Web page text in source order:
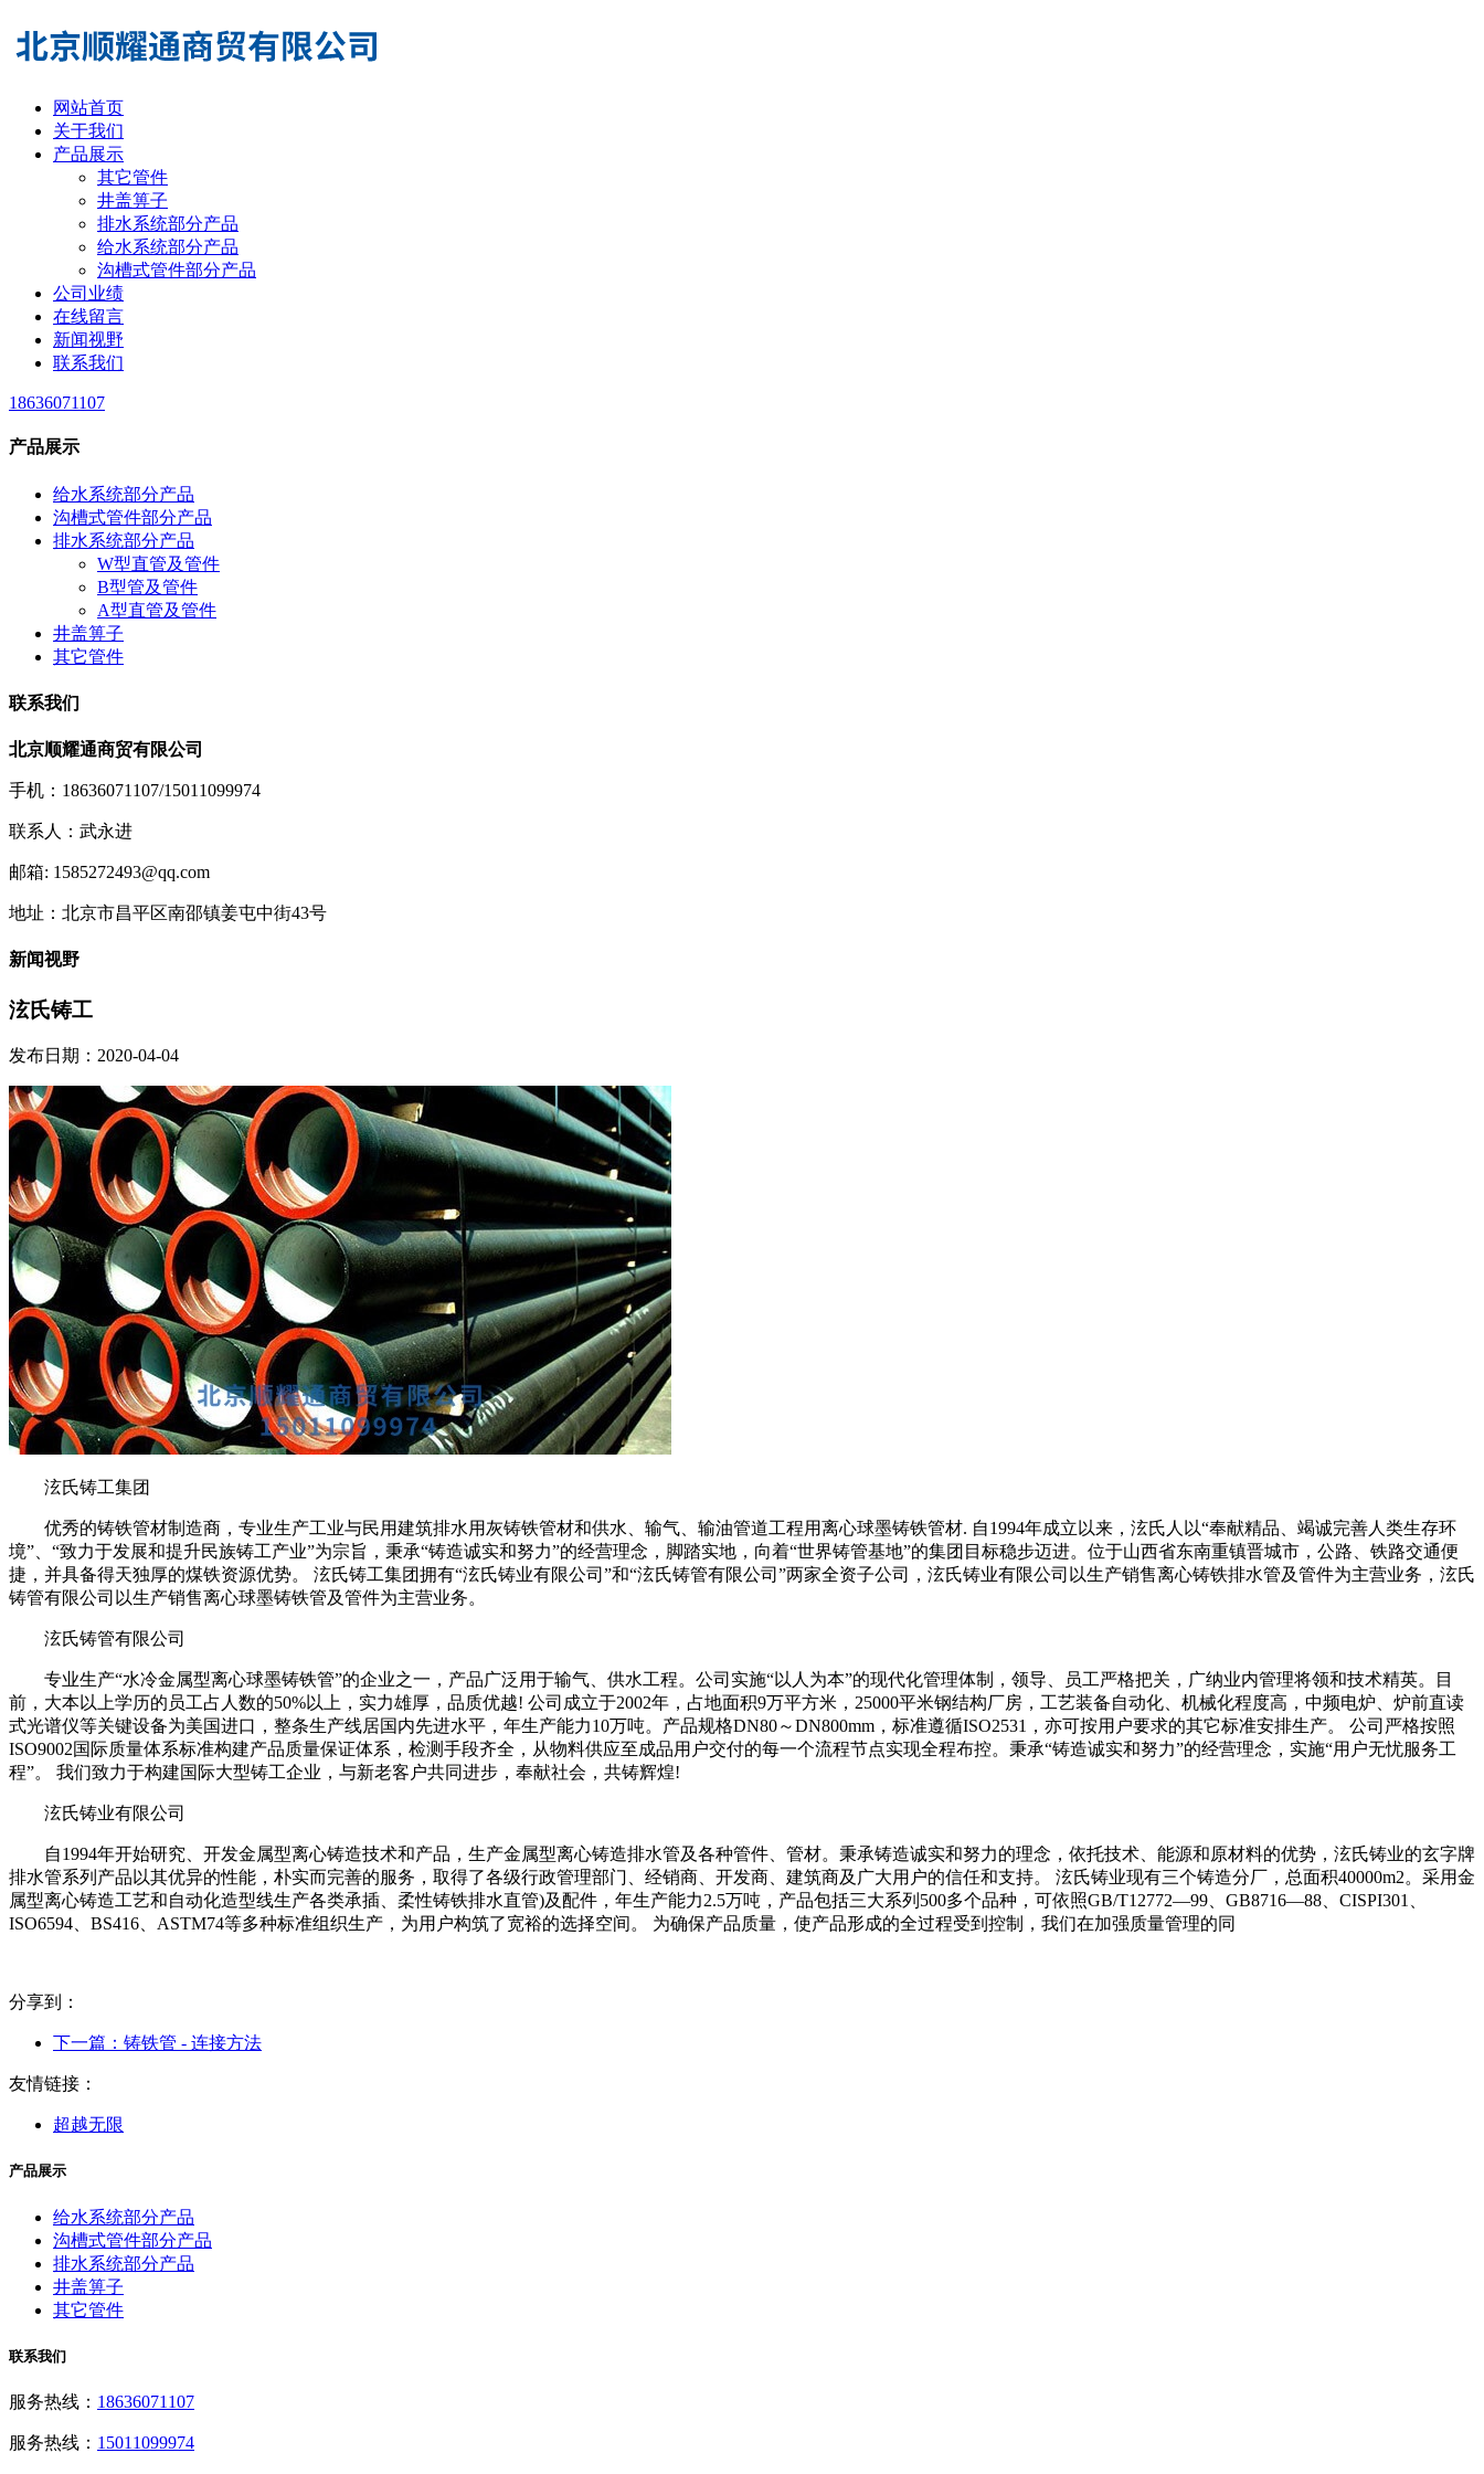
网站首页
关于我们
产品展示
其它管件
井盖箅子
排水系统部分产品
给水系统部分产品
沟槽式管件部分产品
公司业绩
在线留言
新闻视野
联系我们
18636071107
产品展示
给水系统部分产品
沟槽式管件部分产品
排水系统部分产品
W型直管及管件
B型管及管件
A型直管及管件
井盖箅子
其它管件
联系我们
北京顺耀通商贸有限公司
手机：18636071107/15011099974
联系人：武永进
邮箱: 1585272493@qq.com
地址：北京市昌平区南邵镇姜屯中街43号
新闻视野
泫氏铸工
发布日期：2020-04-04
泫氏铸工集团
优秀的铸铁管材制造商，专业生产工业与民用建筑排水用灰铸铁管材和供水、输气、输油管道工程用离心球墨铸铁管材. 自1994年成立以来，泫氏人以“奉献精品、竭诚完善人类生存环
境”、“致力于发展和提升民族铸工产业”为宗旨，秉承“铸造诚实和努力”的经营理念，脚踏实地，向着“世界铸管基地”的集团目标稳步迈进。位于山西省东南重镇晋城市，公路、铁路交通便
捷，并具备得天独厚的煤铁资源优势。 泫氏铸工集团拥有“泫氏铸业有限公司”和“泫氏铸管有限公司”两家全资子公司，泫氏铸业有限公司以生产销售离心铸铁排水管及管件为主营业务，泫氏
铸管有限公司以生产销售离心球墨铸铁管及管件为主营业务。
泫氏铸管有限公司
专业生产“水冷金属型离心球墨铸铁管”的企业之一，产品广泛用于输气、供水工程。公司实施“以人为本”的现代化管理体制，领导、员工严格把关，广纳业内管理将领和技术精英。目
前，大本以上学历的员工占人数的50%以上，实力雄厚，品质优越! 公司成立于2002年，占地面积9万平方米，25000平米钢结构厂房，工艺装备自动化、机械化程度高，中频电炉、炉前直读
式光谱仪等关键设备为美国进口，整条生产线居国内先进水平，年生产能力10万吨。产品规格DN80～DN800mm，标准遵循ISO2531，亦可按用户要求的其它标准安排生产。 公司严格按照
ISO9002国际质量体系标准构建产品质量保证体系，检测手段齐全，从物料供应至成品用户交付的每一个流程节点实现全程布控。秉承“铸造诚实和努力”的经营理念，实施“用户无忧服务工
程”。 我们致力于构建国际大型铸工企业，与新老客户共同进步，奉献社会，共铸辉煌!
泫氏铸业有限公司
自1994年开始研究、开发金属型离心铸造技术和产品，生产金属型离心铸造排水管及各种管件、管材。秉承铸造诚实和努力的理念，依托技术、能源和原材料的优势，泫氏铸业的玄字牌
排水管系列产品以其优异的性能，朴实而完善的服务，取得了各级行政管理部门、经销商、开发商、建筑商及广大用户的信任和支持。 泫氏铸业现有三个铸造分厂，总面积40000m2。采用金
属型离心铸造工艺和自动化造型线生产各类承插、柔性铸铁排水直管)及配件，年生产能力2.5万吨，产品包括三大系列500多个品种，可依照GB/T12772—99、GB8716—88、CISPI301、
ISO6594、BS416、ASTM74等多种标准组织生产，为用户构筑了宽裕的选择空间。 为确保产品质量，使产品形成的全过程受到控制，我们在加强质量管理的同
分享到：
下一篇： 铸铁管 - 连接方法
友情链接：
超越无限
产品展示
给水系统部分产品
沟槽式管件部分产品
排水系统部分产品
井盖箅子
其它管件
联系我们
服务热线： 18636071107
服务热线： 15011099974